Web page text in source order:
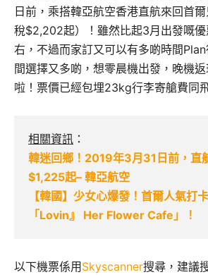
日前，乘搭韓亞航空香港直航來回首
稅$2,202起）！雖然比起3月出發嘅
右，不過而家訂又可以有多啲時間
間選擇又多啲，想零晨機出發，晚機
啦！票價已經包埋23kg行李寄艙費同
相關資訊 ：
韓迷回鄉！2019年3月31日前，直
$1,225起– 韓亞航空
【韓國】少女心爆發！首爾人氣打
「Lovin』 Her Flower Cafe」！
以下機票係用Skyscanner搜尋，建議